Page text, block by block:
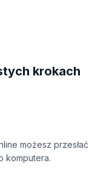
krokach
możesz przesłać
komputera.